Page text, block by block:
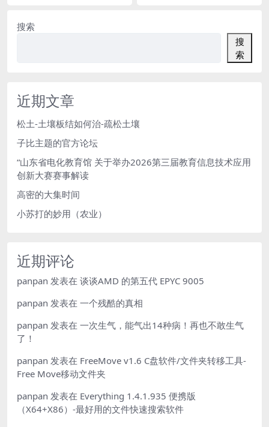
搜索
搜
索
近期文章
松土-土壤板结如何治-疏松土壤
子比主题的官方论坛
“山东省电化教育馆 关于举办2026第三届教育信息技术应用
创新大赛赛事解读
高密的大集时间
小苏打的妙用（农业）
近期评论
panpan 发表在 谈谈AMD 的第五代 EPYC 9005
panpan 发表在 一个残酷的真相
panpan 发表在 一次生气，能气出14种病！再也不敢生气
了！
panpan 发表在 FreeMove v1.6 C盘软件/文件夹转移工具-
Free Move移动文件夹
panpan 发表在 Everything 1.4.1.935 便携版
（X64+X86）-最好用的文件快速搜索软件